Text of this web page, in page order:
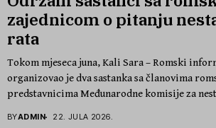
zajednicom o pitanju
rata
Tokom mjeseca juna, Kali Sara – Romski
organizovao je dva sastanka sa članovima
predstavnicima Međunarodne komisije za
BYADMIN 22. JULA 2026.